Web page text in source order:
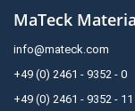
MaTeck
info@mateck.com
+49 (0) 2461 - 9352 - 0
+49 (0) 2461 - 9352 - 11